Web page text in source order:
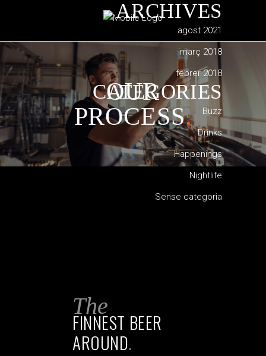
ARCHIVES
agost 2021
març 2018
febrer 2018
CATEGORIES
Buzz
Drinks
Happenings
Nightlife
Sense categoria
OUR
PROCESS.
The
FINNEST BEER
AROUND.